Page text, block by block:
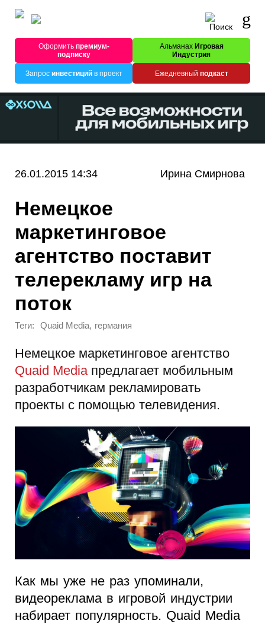
Оформитьпремиум-
подписку
Альманах Игровая
Индустрия
Запрос инвестицийв проект Ежедневный подкаст
26.01.2015 14:34 Ирина Смирнова
Немецкое
маркетинговое
агентство поставит
телерекламу игр на
поток
Теги: Quaid Media, германия
Немецкое маркетинговое агентство
Quaid Media предлагает мобильным
разработчикам рекламировать
проекты с помощью телевидения.
Как мы уже не раз упоминали,
видеореклама в игровой индустрии
набирает популярность. Quaid Media